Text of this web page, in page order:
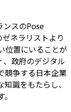
ンスのPose
ネラリストより
位置にいることが
、政府のデジタル
競争する日本企業
識をもたらし、